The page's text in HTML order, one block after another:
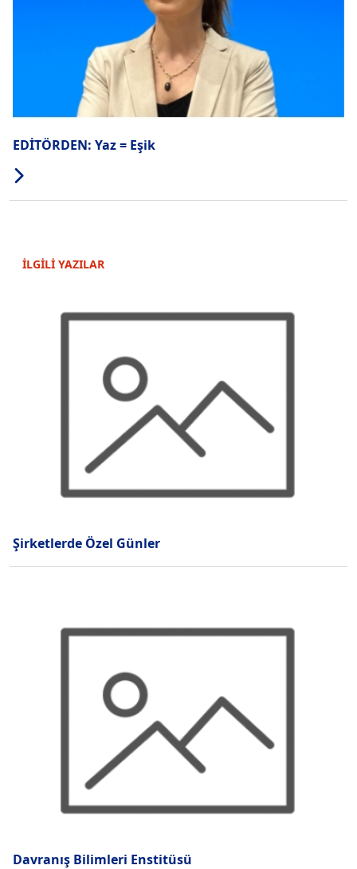
EDİTÖRDEN: Yaz = Eşik
İLGİLİ YAZILAR
Şirketlerde Özel Günler
Davranış Bilimleri Enstitüsü